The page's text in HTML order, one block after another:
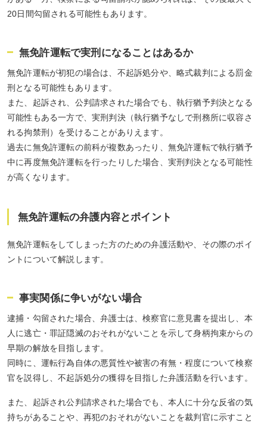
20日間勾留される可能性もあります。
無免許運転で実刑になることはあるか
無免許運転が初犯の場合は、不起訴処分や、略式裁判による罰金
刑となる可能性もあります。
また、起訴され、公判請求された場合でも、執行猶予判決となる
可能性もある一方で、実刑判決（執行猶予なしで刑務所に収容さ
れる拘禁刑）を受けることがありえます。
過去に無免許運転の前科が複数あったり、無免許運転で執行猶予
中に再度無免許運転を行ったりした場合、実刑判決となる可能性
が高くなります。
無免許運転の弁護内容とポイント
無免許運転をしてしまった方のための弁護活動や、その際のポイ
ントについて解説します。
事実関係に争いがない場合
逮捕・勾留された場合、弁護士は、検察官に意見書を提出し、本
人に逃亡・罪証隠滅のおそれがないことを示して身柄拘束からの
早期の解放を目指します。
同時に、運転行為自体の悪質性や被害の有無・程度について検察
官を説得し、不起訴処分の獲得を目指した弁護活動を行います。
また、起訴され公判請求された場合でも、本人に十分な反省の気
持ちがあることや、再犯のおそれがないことを裁判官に示すこと